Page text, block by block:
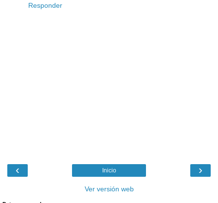
Responder
‹ ›
Inicio
Ver versión web